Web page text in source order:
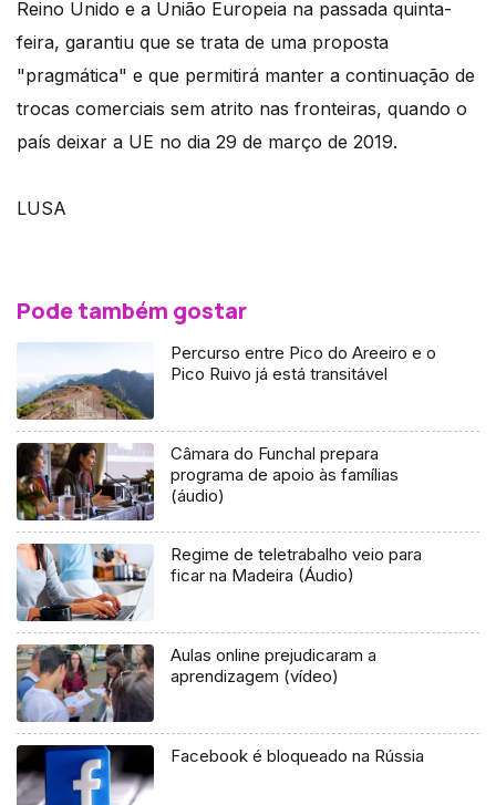
Reino Unido e a União Europeia na passada quinta-
feira, garantiu que se trata de uma proposta
"pragmática" e que permitirá manter a continuação de
trocas comerciais sem atrito nas fronteiras, quando o
país deixar a UE no dia 29 de março de 2019.
LUSA
Pode também gostar
Percurso entre Pico do Areeiro e o
Pico Ruivo já está transitável
Câmara do Funchal prepara
programa de apoio às famílias
(áudio)
Regime de teletrabalho veio para
ficar na Madeira (Áudio)
Aulas online prejudicaram a
aprendizagem (vídeo)
Facebook é bloqueado na Rússia